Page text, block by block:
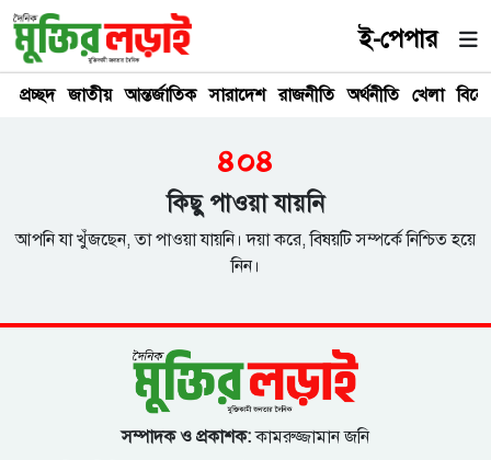
ই-পেপার
প্রচ্ছদ জাতীয় আন্তর্জাতিক সারাদেশ রাজনীতি অর্থনীতি খেলা
৪০৪
কিছু পাওয়া যায়নি
আপনি যা খুঁজছেন, তা পাওয়া যায়নি। দয়া করে, বিষয়টি সম্পর্কে নিশ্চিত হয়ে
নিন।
সম্পাদক ও প্রকাশক:কামরুজ্জামান জনি